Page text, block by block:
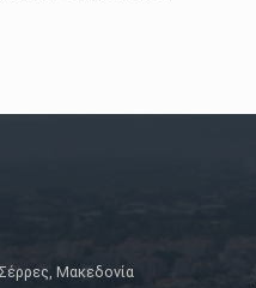
Μακεδονία